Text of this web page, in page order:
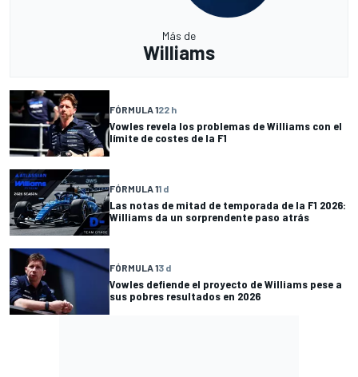
Más de
Williams
FÓRMULA 122 h
Vowles revela los problemas de Williams con el
límite de costes de la F1
FÓRMULA 11 d
Las notas de mitad de temporada de la F1 2026:
Williams da un sorprendente paso atrás
FÓRMULA 13 d
Vowles defiende el proyecto de Williams pese a
sus pobres resultados en 2026